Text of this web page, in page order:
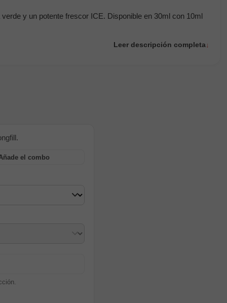
y un potente frescor ICE. Disponible en 30ml con 10ml
Leer descripción completa
el combo